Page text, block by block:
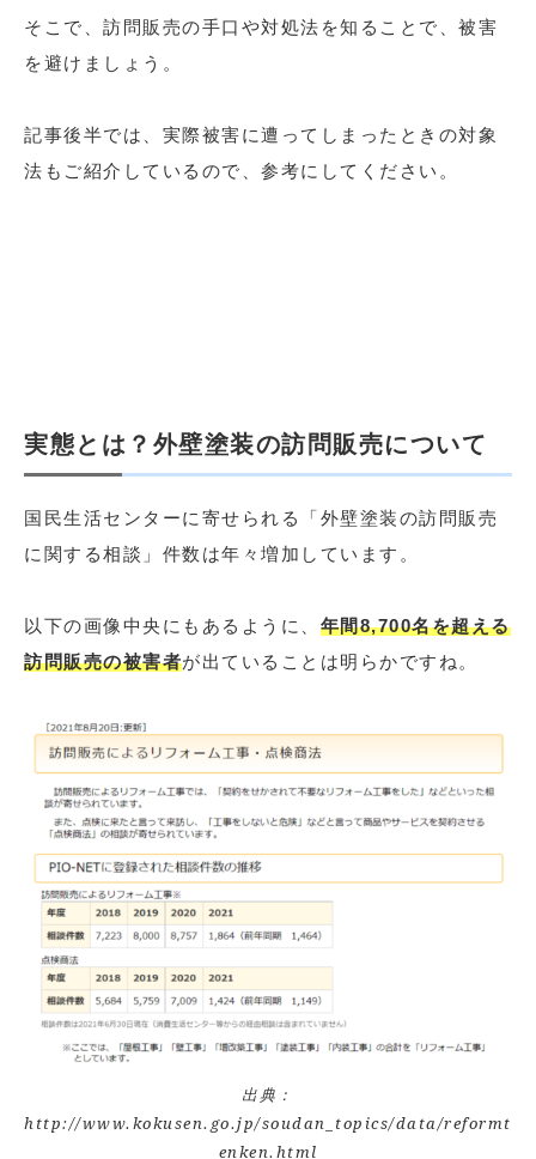
そこで、訪問販売の手口や対処法を知ることで、被害
を避けましょう。
記事後半では、実際被害に遭ってしまったときの対象
法もご紹介しているので、参考にしてください。
実態とは？外壁塗装の訪問販売について
国民生活センターに寄せられる「外壁塗装の訪問販売
に関する相談」件数は年々増加しています。
以下の画像中央にもあるように、 年間8,700名を超える
訪問販売の被害者が出ていることは明らかですね。
出典：
http://www.kokusen.go.jp/soudan_topics/data/reformt
enken.html